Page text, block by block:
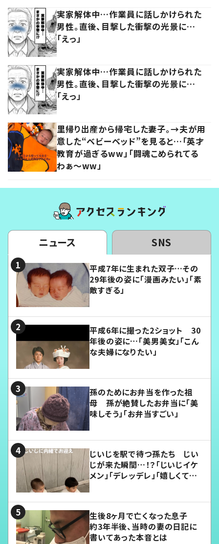
実家解体中…作業員に話しかけられた
男性。直後、目撃した衝撃の光景に…
「えっ」
実家解体中…作業員に話しかけられた
男性。直後、目撃した衝撃の光景に…
「えっ」
里帰り出産から帰宅した妻子。→夫が用
意した“ベビーベッド”を見ると…「英才
教育が過ぎるww」「闘魂こめられてる
わぁ～ww」
ニュース SNS
平成7年に生まれた双子…その
29年後の姿に「漫画みたい」「素
敵すぎる」
平成6年に撮った2ショット 30
年後の姿に…「美男美女」「こん
な夫婦になりたい」
孫のためにお弁当を作った祖
母 孫が絶賛したお弁当に「美
味しそう」「お弁当すごい」
じいじを駅で待つ孫たち じい
じが来た瞬間…！？「じいじイケ
メン」「デレッデレ」「嬉しくて可
生後8ヶ月で亡くなった息子
約3年半後、当時の妻の日記に
書いてあった本音とは